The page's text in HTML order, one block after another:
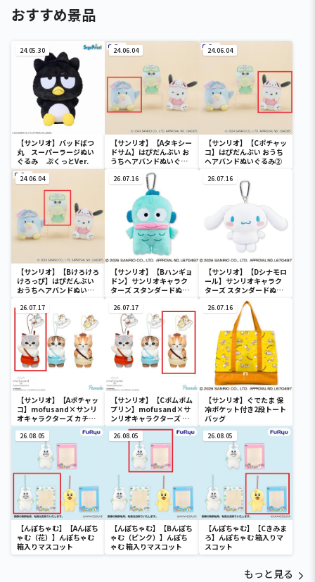
おすすめ景品
24.05.30
【サンリオ】バッドばつ
丸 スーパーラージぬい
ぐるみ ぷくっとVer.
24.06.04
【サンリオ】【Aタキシー
ドサム】はぴだんぶい お
うちヘアバンドぬいぐる
24.06.04
【サンリオ】【Cポチャッ
コ】はぴだんぶい おうち
ヘアバンドぬいぐるみ②
24.06.04
【サンリオ】【Bけろけろ
けろっぴ】はぴだんぶい
おうちヘアバンドぬいぐ
26.07.16
【サンリオ】【Bハンギョ
ドン】サンリオキャラク
ターズ スタンダードぬい
ース
26.07.16
【サンリオ】【Dシナモロ
ール】サンリオキャラク
ターズ スタンダードぬい
ぐるみリール付きパスケ
ース
26.07.17
【サンリオ】【Aポチャッ
コ】mofusand×サンリ
オキャラクターズ カチュ
ーシャマスコット②
26.07.17
【サンリオ】【Cポムポム
プリン】mofusand×サ
ンリオキャラクターズ カ
チューシャマスコット②
26.07.16
【サンリオ】ぐでたま 保
冷ポケット付き2段トート
バッグ
26.08.05
【んぽちゃむ】【Aんぽち
ゃむ（花）】んぽちゃむ
箱入りマスコット
26.08.05
【んぽちゃむ】【Bんぽち
ゃむ（ピンク）】んぽち
ゃむ 箱入りマスコット
26.08.05
【んぽちゃむ】【Cきみま
ろ】んぽちゃむ 箱入りマ
スコット
もっと見る